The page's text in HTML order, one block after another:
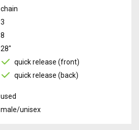
chain
3
8
28"
quick release (front)
quick release (back)
used
male/unisex